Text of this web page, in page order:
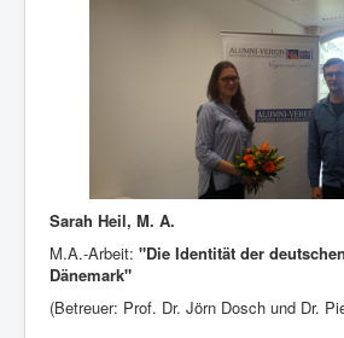
Sarah Heil, M. A.
M.A.-Arbeit: "Die Identität der
Dänemark"
(Betreuer: Prof. Dr. Jörn Dosch und Dr.